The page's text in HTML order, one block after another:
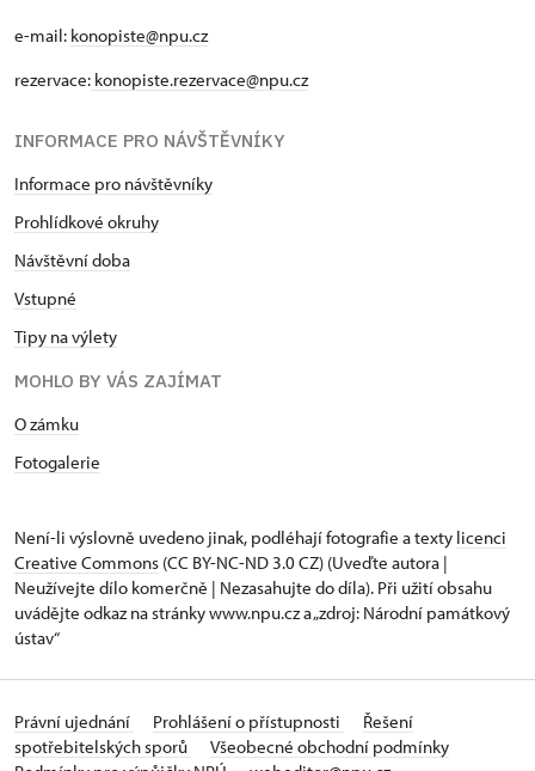
e-mail: konopiste@npu.cz
rezervace: konopiste.rezervace@npu.cz
INFORMACE PRO NÁVŠTĚVNÍKY
Informace pro návštěvníky
Prohlídkové okruhy
Návštěvní doba
Vstupné
Tipy na výlety
MOHLO BY VÁS ZAJÍMAT
O zámku
Fotogalerie
Není-li výslovně uvedeno jinak, podléhají fotografie a texty licenci
Creative Commons (CC BY-NC-ND 3.0 CZ) (Uveďte autora |
Neužívejte dílo komerčně | Nezasahujte do díla). Při užití obsahu
uvádějte odkaz na stránky www.npu.cz a „zdroj: Národní památkový
ústav“
Právní ujednání Prohlášení o přístupnosti
Řešení
spotřebitelských sporů
Všeobecné obchodní podmínky